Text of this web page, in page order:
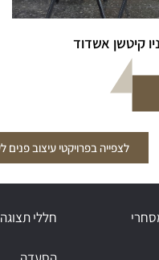
קיטשן אשדוד
לצפייה בפרויקטי עיצוב פנים
חללי תצוגה